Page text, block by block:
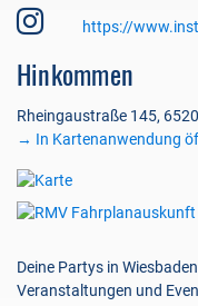
https://
Hinkommen
Rheingaustraße 145,
→ In Kartenanwendung
Deine Partys in
Veranstaltungen und